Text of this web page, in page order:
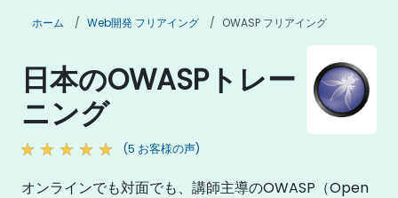
ホーム Web開発 フリアイング OWASP フリアイング
日本のOWASPトレー
ニング
(5 お客様の声)
オンラインでも対面でも、講師主導のOWASP（Open